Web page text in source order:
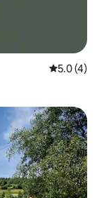
レビュー4
5.0 (4)